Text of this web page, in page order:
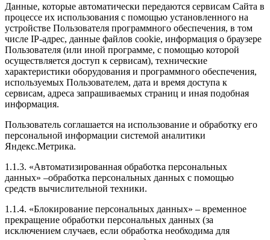
Данные, которые автоматически передаются сервисам Сайта в
процессе их использования с помощью установленного на
устройстве Пользователя программного обеспечения, в том
числе IP-адрес, данные файлов cookie, информация о браузере
Пользователя (или иной программе, с помощью которой
осуществляется доступ к сервисам), технические
характеристики оборудования и программного обеспечения,
используемых Пользователем, дата и время доступа к
сервисам, адреса запрашиваемых страниц и иная подобная
информация.
Пользователь соглашается на использование и обработку его
персональной информации системой аналитики
Яндекс.Метрика.
1.1.3. «Автоматизированная обработка персональных
данных» –обработка персональных данных с помощью
средств вычислительной техники.
1.1.4. «Блокирование персональных данных» – временное
прекращение обработки персональных данных (за
исключением случаев, если обработка необходима для